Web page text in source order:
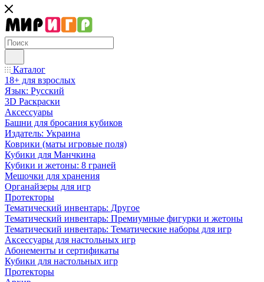
Каталог
18+ для взрослых
Язык: Русский
3D Раскраски
Аксессуары
Башни для бросания кубиков
Издатель: Украина
Коврики (маты игровые поля)
Кубики для Манчкина
Кубики и жетоны: 8 граней
Мешочки для хранения
Органайзеры для игр
Протекторы
Тематический инвентарь: Другое
Тематический инвентарь: Премиумные фигурки и жетоны
Тематический инвентарь: Тематические наборы для игр
Аксессуары для настольных игр
Абонементы и сертификаты
Кубики для настольных игр
Протекторы